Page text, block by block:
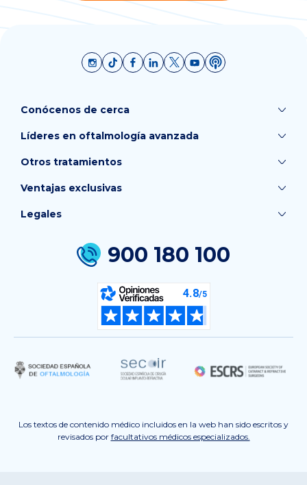
Conócenos de cerca
Líderes en oftalmología avanzada
Otros tratamientos
Ventajas exclusivas
900 180 100
Legales
Los textos de contenido médico incluidos en la web han sido escritos y
revisados por facultativos médicos especializados.